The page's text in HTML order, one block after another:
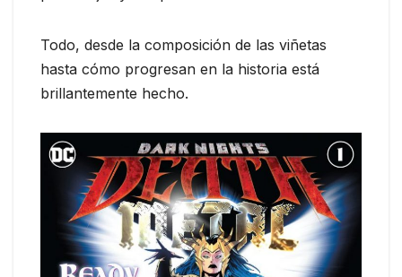
Todo, desde la composición de las viñetas
hasta cómo progresan en la historia está
brillantemente hecho.